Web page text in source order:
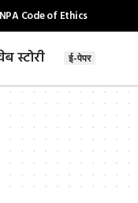
Code of Ethics
स्टोरी ई-पेपर